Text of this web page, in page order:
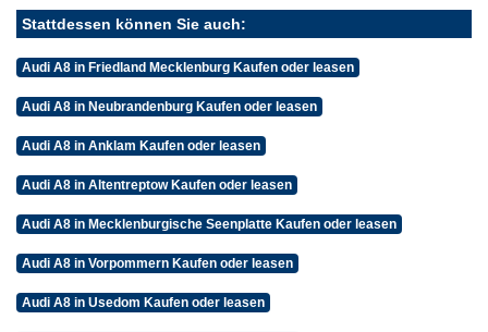
Stattdessen können Sie auch:
Audi A8 in Friedland Mecklenburg Kaufen oder leasen
Audi A8 in Neubrandenburg Kaufen oder leasen
Audi A8 in Anklam Kaufen oder leasen
Audi A8 in Altentreptow Kaufen oder leasen
Audi A8 in Mecklenburgische Seenplatte Kaufen oder leasen
Audi A8 in Vorpommern Kaufen oder leasen
Audi A8 in Usedom Kaufen oder leasen